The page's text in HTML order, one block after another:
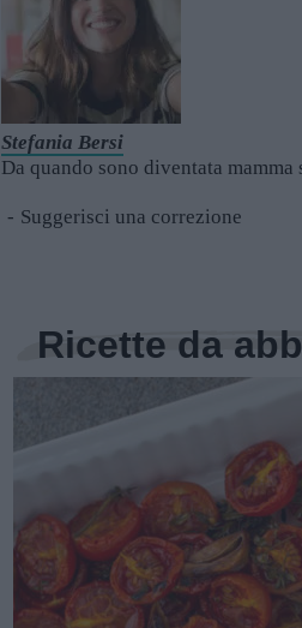
Stefania Bersi
Da quando sono diventata
Suggerisci una correzione
Ricette da